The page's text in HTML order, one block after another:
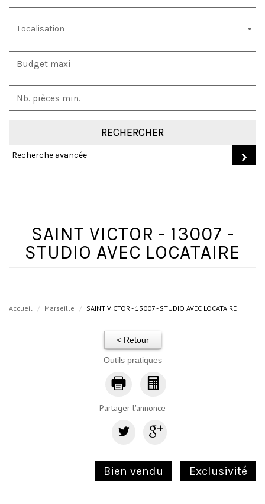
Localisation
RECHERCHER
Recherche avancée
SAINT VICTOR - 13007 -
STUDIO AVEC LOCATAIRE
Accueil Marseille SAINT VICTOR - 13007 - STUDIO AVEC LOCATAIRE
< Retour
Outils pratiques
Partager l'annonce
Bien vendu Exclusivité